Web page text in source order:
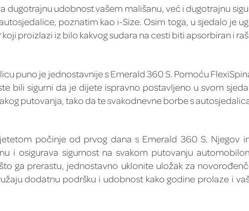
dugotrajnu udobnost vašem mališanu, već i dugotrajnu
poznatim kao i-Size. Osim toga, u sjedalo je
proizlazi iz bilo kakvog sudara na cesti biti apsorbiran i
puno je jednostavnije s Emerald 360 S. Pomoću
bili sigurni da je dijete ispravno postavljeno u svom
putovanja, tako da te svakodnevne borbe s
počinje od prvog dana s Emerald 360 S. Njegov
i osigurava sigurnost na svakom putovanju
ga prerastu, jednostavno uklonite uložak za
dodatnu podršku i udobnost kako godine prolaze i